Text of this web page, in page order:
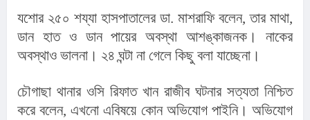
যশোর ২৫০ শয্যা হাসপাতালের ডা. মাশরাফি বলেন, তার মাথা,
ডান হাত ও ডান পায়ের অবস্থা আশঙ্কাজনক। নাকের
অবস্থাও ভালনা। ২৪ ঘন্টা না গেলে কিছু বলা যাচ্ছেনা।
চৌগাছা থানার ওসি রিফাত খান রাজীব ঘটনার সত্যতা নিশ্চিত
করে বলেন, এখনো এবিষয়ে কোন অভিযোগ পাইনি। অভিযোগ